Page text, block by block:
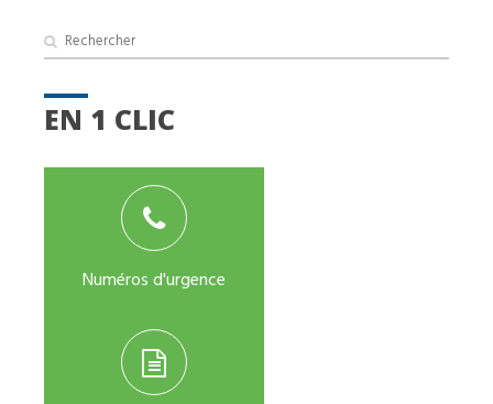
EN 1 CLIC
Numéros d'urgence